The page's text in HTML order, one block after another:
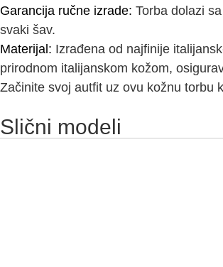
Garancija ručne izrade: Torba dolazi
svaki šav.
Materijal: Izrađena od najfinije
prirodnom italijanskom kožom,
Začinite svoj autfit uz ovu kožnu torbu
Slični modeli